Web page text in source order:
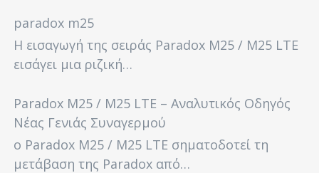
paradox m25
Η εισαγωγή της σειράς Paradox M25 / M25 LTE
εισάγει μια ριζική…
Paradox M25 / M25 LTE – Αναλυτικός Οδηγός
Νέας Γενιάς Συναγερμού
ο Paradox M25 / M25 LTE σηματοδοτεί τη
μετάβαση της Paradox από…